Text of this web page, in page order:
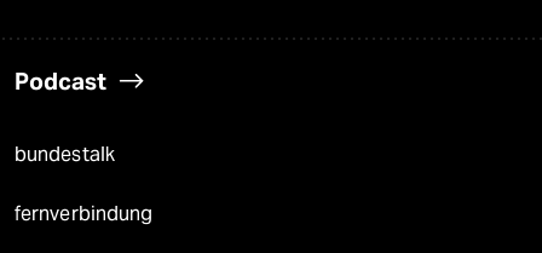
Podcast
bundestalk
fernverbindung